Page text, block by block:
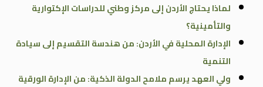
لماذا يحتاج الأردن إلى مركز وطني للدراسات الإكتوارية
والتأمينية؟
الإدارة المحلية في الأردن: من هندسة التقسيم إلى سيادة
التنمية
ولي العهد يرسم ملامح الدولة الذكية: من الإدارة الورقية